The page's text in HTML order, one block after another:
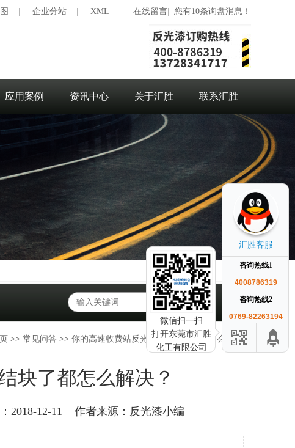
企业分站 XML 在线留言 您有10条询盘消息！
应用案例 资讯中心 关于汇胜 联系汇胜
>> 常见问答 >> 你的高速收费站反光漆沉淀结块了都怎么解决？
块了都怎么解决？
2018-12-11 作者来源：反光漆小编
汇胜客服
咨询热线1
4008786319
咨询热线2
0769-82263194
微信扫一扫
打开东莞市汇胜
化工有限公司